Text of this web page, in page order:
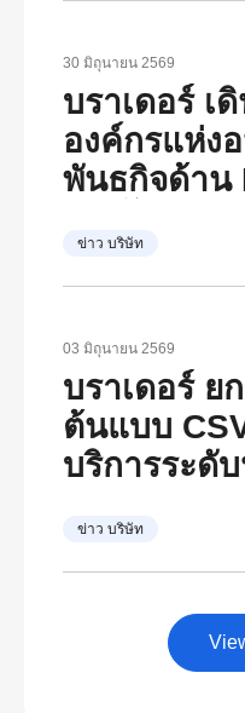
30 มิถุนายน 2569
บราเดอร์ เ
องค์กรแห่ง
พันธกิจด้าน
วิสัยทัศน์ภา
Brother
Charter แล
Your Side,
Life”
ข่าว บริษัท
03 มิถุนายน 2569
บราเดอร์ ย
ต้นแบบ
บริการระดับประ
of Life” พร้อมเป็นศูนย์กลาง
พัฒนาองค์ค
บริการหลัง
ข่าว บริษัท